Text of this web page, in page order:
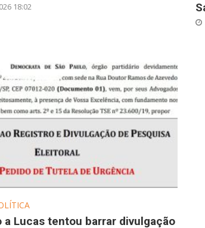
18:02
a Lucas tentou barrar divulgação